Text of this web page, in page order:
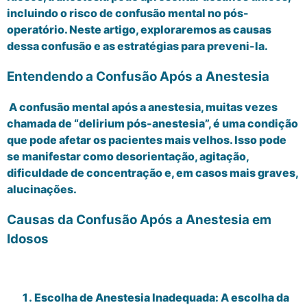
incluindo o risco de confusão mental no pós-
operatório. Neste artigo, exploraremos as causas
dessa confusão e as estratégias para preveni-la.
Entendendo a Confusão Após a Anestesia
A confusão mental após a anestesia, muitas vezes
chamada de “delirium pós-anestesia”, é uma condição
que pode afetar os pacientes mais velhos. Isso pode
se manifestar como desorientação, agitação,
dificuldade de concentração e, em casos mais graves,
alucinações.
Causas da Confusão Após a Anestesia em
Idosos
Escolha de Anestesia Inadequada: A escolha da